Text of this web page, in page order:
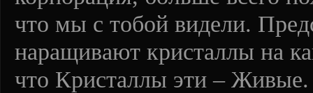
что мы с тобой видели.
наращивают кристаллы на
что Кристаллы эти – Живые.